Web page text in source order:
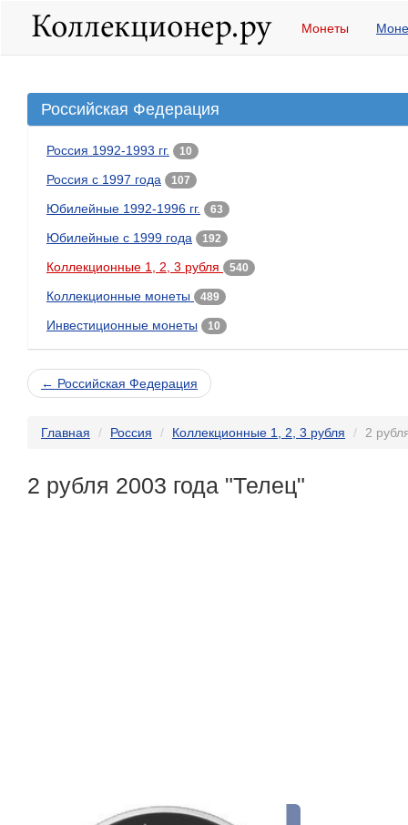
Монеты
Российская Федерация
Россия 1992-1993 гг. 10
Россия с 1997 года 107
Юбилейные 1992-1996 гг. 63
Юбилейные с 1999 года 192
Коллекционные 1, 2, 3 рубля 540
Коллекционные монеты 489
Инвестиционные монеты 10
← Российская Федерация
Главная Россия Коллекционные 1, 2, 3 рубля 2
2 рубля 2003 года "Телец"